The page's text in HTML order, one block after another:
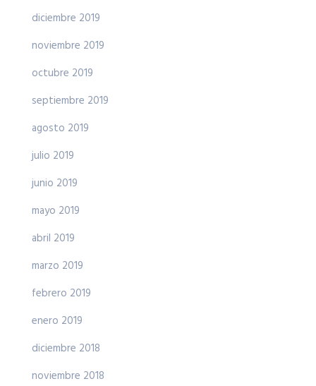
diciembre 2019
noviembre 2019
octubre 2019
septiembre 2019
agosto 2019
julio 2019
junio 2019
mayo 2019
abril 2019
marzo 2019
febrero 2019
enero 2019
diciembre 2018
noviembre 2018